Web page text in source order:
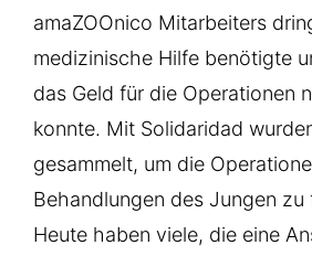
amaZOOnico Mitarbeiters
medizinische Hilfe benötigte
das Geld für die Operationen
konnte. Mit Solidaridad
gesammelt, um die
Behandlungen des Jungen zu
Heute haben viele, die eine